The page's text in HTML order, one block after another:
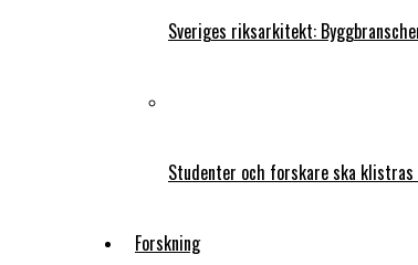
Sveriges riksarkitekt:
Studenter och forskare ska klistras
Forskning